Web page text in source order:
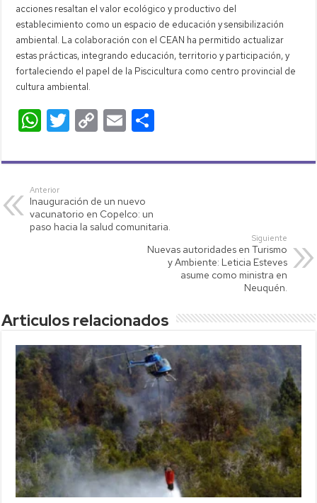
acciones resaltan el valor ecológico y productivo del
establecimiento como un espacio de educación y sensibilización
ambiental. La colaboración con el CEAN ha permitido actualizar
estas prácticas, integrando educación, territorio y participación, y
fortaleciendo el papel de la Piscicultura como centro provincial de
cultura ambiental.
W
at
s
A
p
T
tt
C
p
Li
nk
E
ail m
tir
Anterior
Inauguración de un nuevo
vacunatorio en Copelco: un
paso hacia la salud comunitaria.
Siguiente
Nuevas autoridades en Turismo
y Ambiente: Leticia Esteves
asume como ministra en
Neuquén.
Articulos relacionados